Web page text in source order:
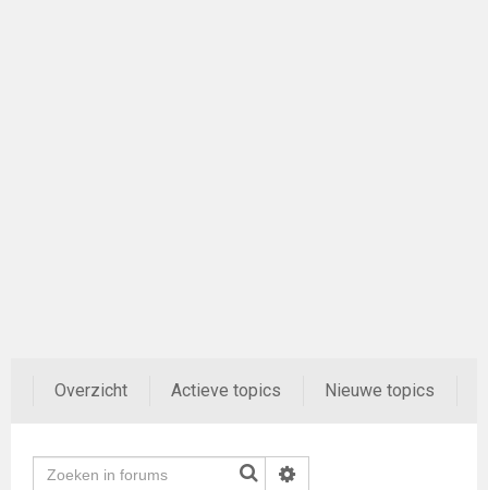
Overzicht Actieve topics Nieuwe topics